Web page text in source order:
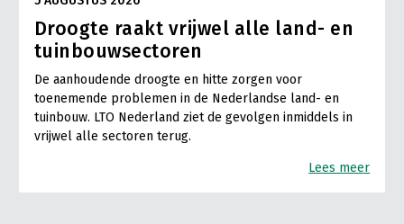
Droogte raakt vrijwel alle land- en
tuinbouwsectoren
De aanhoudende droogte en hitte zorgen voor
toenemende problemen in de Nederlandse land- en
tuinbouw. LTO Nederland ziet de gevolgen inmiddels in
vrijwel alle sectoren terug.
Lees meer